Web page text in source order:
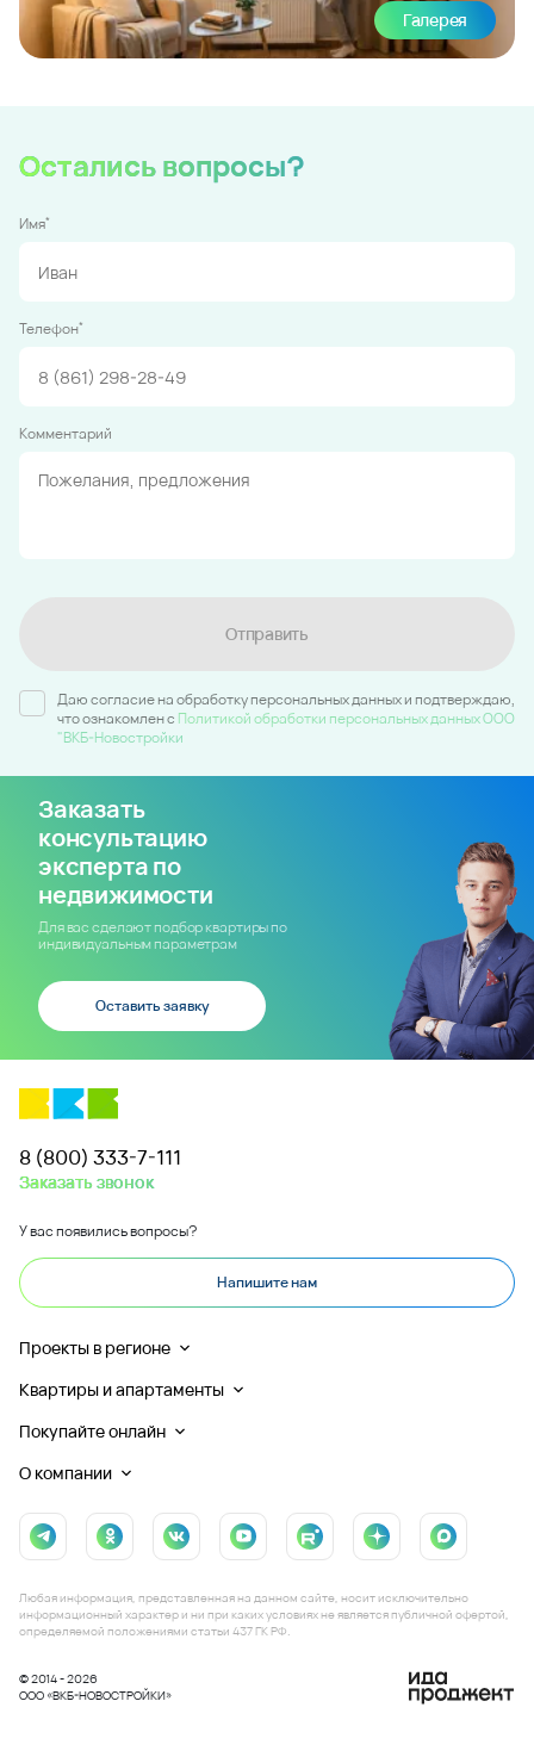
Галерея
Остались вопросы?
Имя*
Телефон*
Комментарий
Отправить
Даю согласие на обработку персональных данных и подтверждаю,
что ознакомлен c Политикой обработки персональных данных ООО
"ВКБ-Новостройки
Заказать
консультацию
эксперта по
недвижимости
Для вас сделают подбор квартиры по
индивидуальным параметрам
Оставить заявку
8 (800) 333-7-111
Заказать звонок
У вас появились вопросы?
Напишите нам
Проекты в регионе
Квартиры и апартаменты
Покупайте онлайн
О компании
© 2014 - 2026
ООО «ВКБ-НОВОСТРОЙКИ»
Любая информация, представленная на данном сайте, носит исключительно
информационный характер и ни при каких условиях не является публичной офертой,
определяемой положениями статьи 437 ГК РФ.